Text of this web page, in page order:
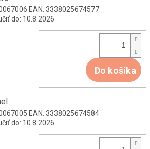
EAN: 3338025674577
do: 10.8.2026
Do košíka
EAN: 3338025674584
do: 10.8.2026